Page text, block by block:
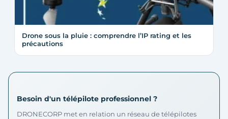
Drone sous la pluie : comprendre l’IP rating et les
précautions
Besoin d'un télépilote professionnel ?
DRONECORP met en relation un réseau de télépilotes